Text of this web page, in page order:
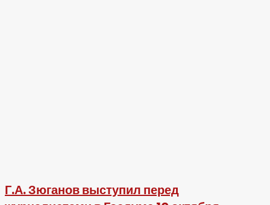
Г.А. Зюганов выступил перед